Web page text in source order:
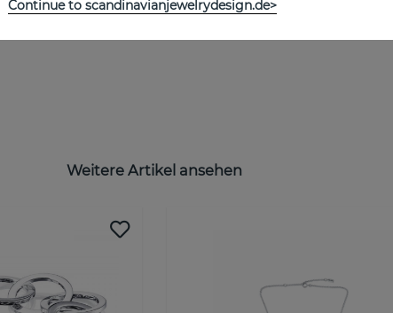
Weitere Artikel ansehen
Continue to scandinavianjewelrydesign.de>